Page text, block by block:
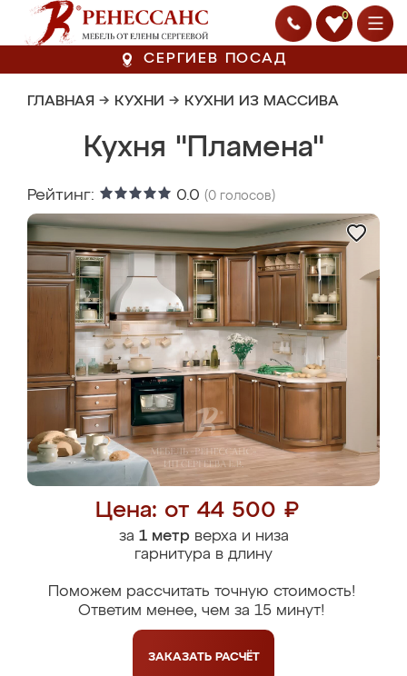
0
СЕРГИЕВ ПОСАД
ГЛАВНАЯ → КУХНИ → КУХНИ ИЗ МАССИВА
Кухня "Пламена"
Рейтинг: 0.0 (0 голосов)
Цена: от 44 500 ₽
за 1 метрверха и низа
гарнитура в длину
Поможем рассчитать точную стоимость!
Ответим менее, чем за 15 минут!
ЗАКАЗАТЬ РАСЧЁТ